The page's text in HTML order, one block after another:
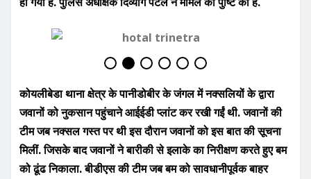
कोयलीबेडा थाना क्षेत्र के पानीडोबीर के जंगल में नक्सलियों के द्वारा
जवानों को नुकसान पहुंचाने आईईडी प्लांट कर रखी गईं थी. जवानों की
टीम जब नक्सल गस्त पर थी इस दौरान जवानों को इस बात की सूचना
मिलीं. जिसके बाद जवानों ने बारीकी से इलाके का निरीक्षण करते हुए बम
को ढूंढ निकाला. बीडीएस की टीम जब बम को सावधानीपूर्वक बाहर